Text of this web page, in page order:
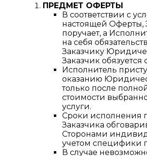
ПРЕДМЕТ ОФЕРТЫ
В соответствии с
настоящей Оферты,
поручает, а
на себя
Заказчику
Заказчик обязуется
Исполнитель
оказанию
только после
стоимости
услуги.
Сроки исполнения
Заказчика
Сторонами
учетом специфики
В случае